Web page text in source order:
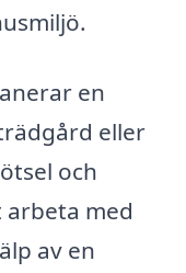
en
eller
och
med
av en